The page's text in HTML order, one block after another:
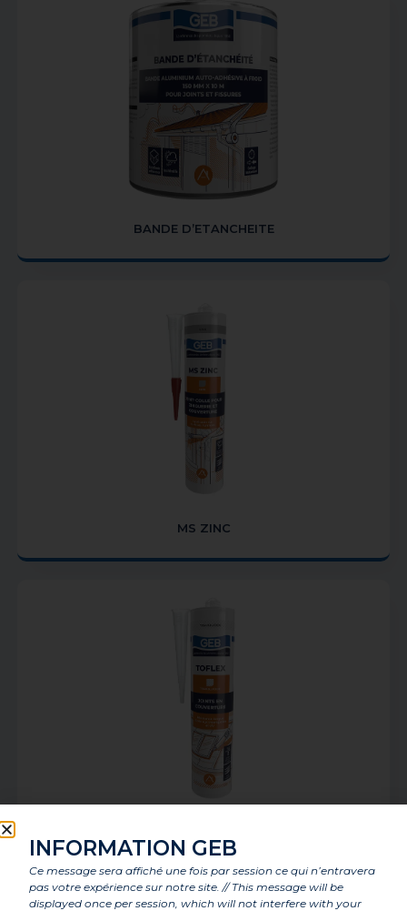
BANDE D’ETANCHEITE
MS ZINC
INFORMATION GEB
Ce message sera affiché une fois par session ce qui n’entravera
pas votre expérience sur notre site. // This message will be
displayed once per session, which will not interfere with your